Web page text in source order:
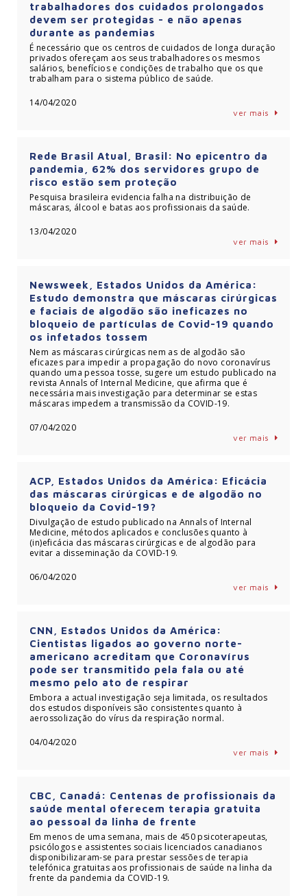
trabalhadores dos cuidados prolongados
devem ser protegidas - e não apenas
durante as pandemias
É necessário que os centros de cuidados de longa duração
privados ofereçam aos seus trabalhadores os mesmos
salários, benefícios e condições de trabalho que os que
trabalham para o sistema público de saúde.
14/04/2020
ver mais
Rede Brasil Atual, Brasil: No epicentro da
pandemia, 62% dos servidores grupo de
risco estão sem proteção
Pesquisa brasileira evidencia falha na distribuição de
máscaras, álcool e batas aos profissionais da saúde.
13/04/2020
ver mais
Newsweek, Estados Unidos da América:
Estudo demonstra que máscaras cirúrgicas
e faciais de algodão são ineficazes no
bloqueio de partículas de Covid-19 quando
os infetados tossem
Nem as máscaras cirúrgicas nem as de algodão são
eficazes para impedir a propagação do novo coronavírus
quando uma pessoa tosse, sugere um estudo publicado na
revista Annals of Internal Medicine, que afirma que é
necessária mais investigação para determinar se estas
máscaras impedem a transmissão da COVID-19.
07/04/2020
ver mais
ACP, Estados Unidos da América: Eficácia
das máscaras cirúrgicas e de algodão no
bloqueio da Covid-19?
Divulgação de estudo publicado na Annals of Internal
Medicine, métodos aplicados e conclusões quanto à
(in)eficácia das máscaras cirúrgicas e de algodão para
evitar a disseminação da COVID-19.
06/04/2020
ver mais
CNN, Estados Unidos da América:
Cientistas ligados ao governo norte-
americano acreditam que Coronavírus
pode ser transmitido pela fala ou até
mesmo pelo ato de respirar
Embora a actual investigação seja limitada, os resultados
dos estudos disponíveis são consistentes quanto à
aerossolização do vírus da respiração normal.
04/04/2020
ver mais
CBC, Canadá: Centenas de profissionais da
saúde mental oferecem terapia gratuita
ao pessoal da linha de frente
Em menos de uma semana, mais de 450 psicoterapeutas,
psicólogos e assistentes sociais licenciados canadianos
disponibilizaram-se para prestar sessões de terapia
telefónica gratuitas aos profissionais de saúde na linha da
frente da pandemia da COVID-19.